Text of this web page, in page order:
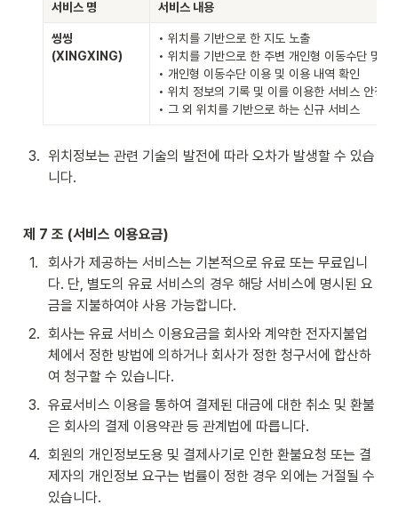
서비스 명 서비스 내용
씽씽
(XINGXING)
• 위치를 기반으로 한 지도 노출
• 위치를 기반으로 한 주변 개인형 이동수단 및
• 개인형 이동수단 이용 및 이용 내역 확인
• 위치 정보의 기록 및 이를 이용한 서비스 안정화
• 그 외 위치를 기반으로 하는 신규 서비스
3. 위치정보는 관련 기술의 발전에 따라 오차가 발생할 수 있습
니다.
제 7 조 (서비스 이용요금)
1.
회사가 제공하는 서비스는 기본적으로 유료 또는 무료입니
다. 단, 별도의 유료 서비스의 경우 해당 서비스에 명시된 요
금을 지불하여야 사용 가능합니다.
2. 회사는 유료 서비스 이용요금을 회사와 계약한 전자지불업
체에서 정한 방법에 의하거나 회사가 정한 청구서에 합산하
여 청구할 수 있습니다.
3. 유료서비스 이용을 통하여 결제된 대금에 대한 취소 및 환불
은 회사의 결제 이용약관 등 관계법에 따릅니다.
4. 회원의 개인정보도용 및 결제사기로 인한 환불요청 또는 결
제자의 개인정보 요구는 법률이 정한 경우 외에는 거절될 수
있습니다.